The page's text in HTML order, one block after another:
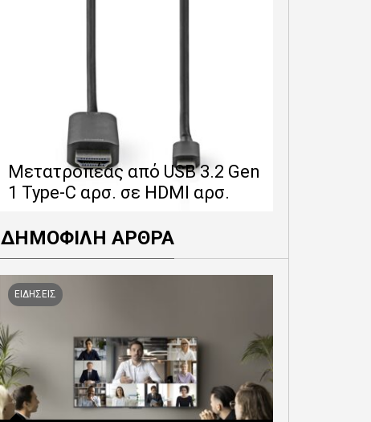
Μετατροπέας από USB 3.2 Gen
1 Type-C αρσ. σε HDMI αρσ.
ΔΗΜΟΦΙΛΗ ΑΡΘΡΑ
ΕΙΔΗΣΕΙΣ